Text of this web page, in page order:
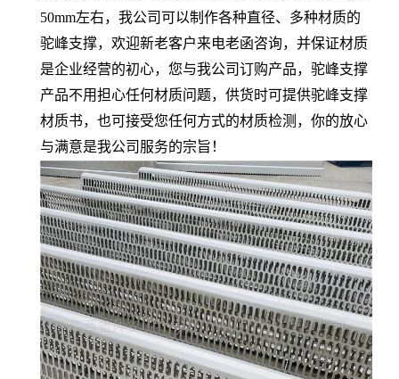
50mm左右，我公司可以制作各种直径、多种材质的
驼峰支撑，欢迎新老客户来电老函咨询，并保证材质
是企业经营的初心，您与我公司订购产品，驼峰支撑
产品不用担心任何材质问题，供货时可提供驼峰支撑
材质书，也可接受您任何方式的材质检测，你的放心
与满意是我公司服务的宗旨！